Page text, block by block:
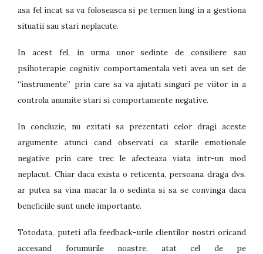
asa fel incat sa va foloseasca si pe termen lung in a gestiona
situatii sau stari neplacute.
In acest fel, in urma unor sedinte de consiliere sau
psihoterapie cognitiv comportamentala veti avea un set de
“instrumente” prin care sa va ajutati singuri pe viitor in a
controla anumite stari si comportamente negative.
In concluzie, nu ezitati sa prezentati celor dragi aceste
argumente atunci cand observati ca starile emotionale
negative prin care trec le afecteaza viata intr-un mod
neplacut. Chiar daca exista o reticenta, persoana draga dvs.
ar putea sa vina macar la o sedinta si sa se convinga daca
beneficiile sunt unele importante.
Totodata, puteti afla feedback-urile clientilor nostri oricand
accesand forumurile noastre, atat cel de pe